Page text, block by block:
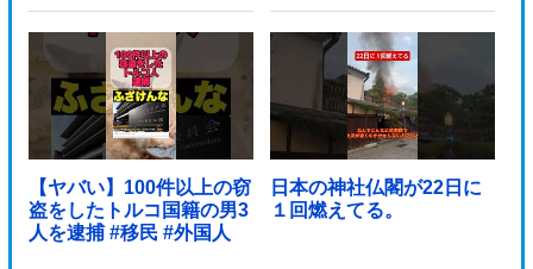
【ヤバい】100件以上の窃
盗をしたトルコ国籍の男3
人を逮捕 #移民 #外国人
日本の神社仏閣が22日に
１回燃えてる。